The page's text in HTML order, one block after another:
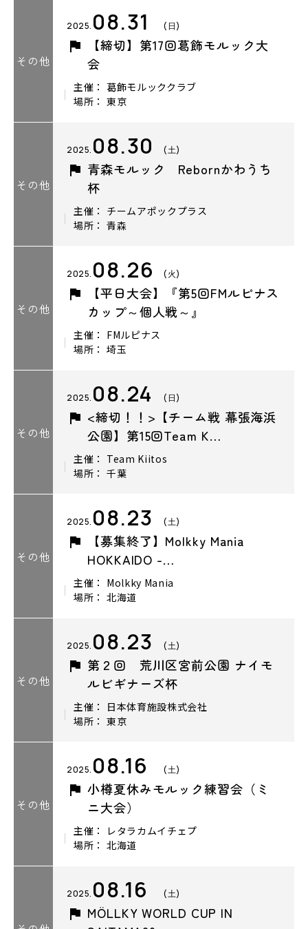
その他
2025. 08.31 (日)
【締切】第17回葛飾モルック大
会
主催： 葛飾モルッククラブ
場所： 東京
その他
2025. 08.30 (土)
青森モルック Rebornかわうち
杯
主催： チームアポックプラス
場所： 青森
その他
2025. 08.26 (火)
【平日大会】『第5回FMルピナス
カップ～個人戦～』
主催： FMルピナス
場所： 埼玉
その他
2025. 08.24 (日)
<締切！！>【チーム戦 幕張海浜
公園】第15回Team K…
主催： Team Kiitos
場所： 千葉
その他
2025. 08.23 (土)
【募集終了】Molkky Mania
HOKKAIDO -…
主催： Molkky Mania
場所： 北海道
その他
2025. 08.23 (土)
第２回 荒川区宮前公園 ナイモ
ルビギナーズ杯
主催： 日本体育施設株式会社
場所： 東京
その他
2025. 08.16 (土)
小樽夏休みモルック練習会（ミ
ニ大会）
主催： レタラカムイチェプ
場所： 北海道
2025. 08.16 (土)
MÖLLKY WORLD CUP IN